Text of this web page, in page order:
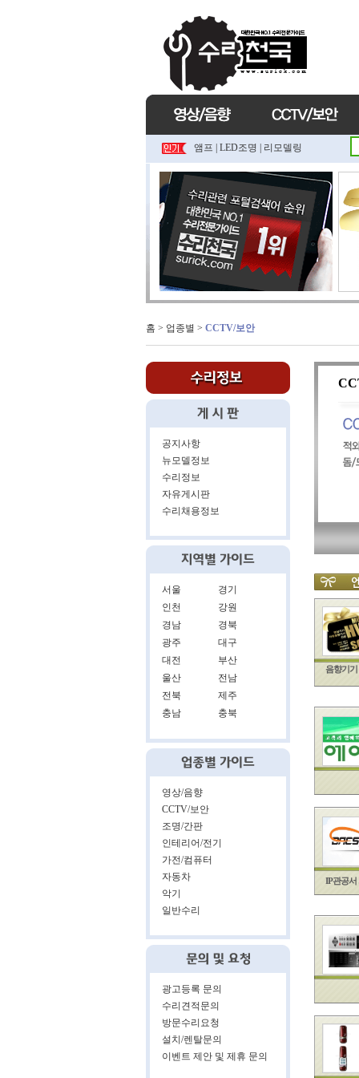
앰프 LED조명 리모델링
홈 > 업종별 > CCTV/보안
공지사항
뉴모델정보
수리정보
자유게시판
수리채용정보
서울
경기
인천
강원
경남
경북
광주
대구
대전
부산
울산
전남
전북
제주
충남
충북
영상/음향
CCTV/보안
조명/간판
인테리어/전기
가전/컴퓨터
자동차
악기
일반수리
광고등록 문의
수리견적문의
방문수리요청
설치/렌탈문의
이벤트 제안 및 제휴 문의
음향기기
IP관공서